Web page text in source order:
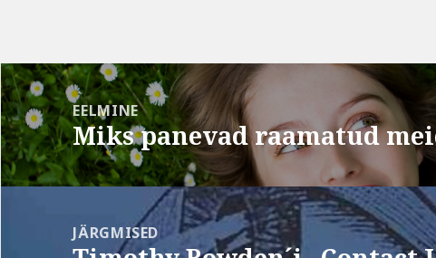
Navigeerimine
EELMINE
Eelmine
postitus:
Miks panevad raamatud
JÄRGMISED